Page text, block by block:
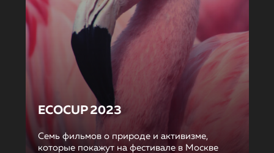
ECOCUP 2023
Семь фильмов о природе и активизме,
которые покажут на фестивале в Москве